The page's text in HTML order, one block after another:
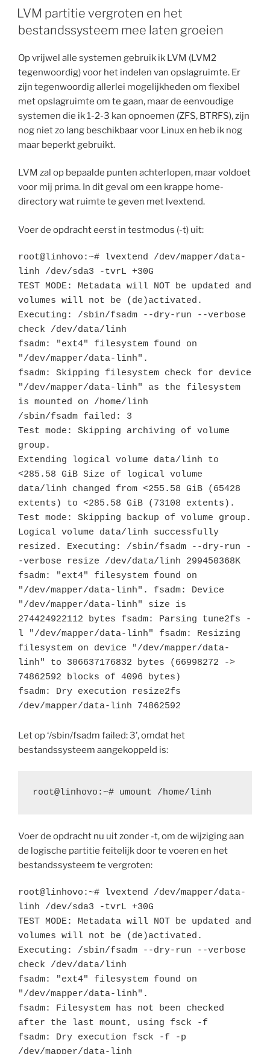
OP
LVM partitie vergroten en het
bestandssysteem mee laten groeien
Op vrijwel alle systemen gebruik ik LVM (LVM2
tegenwoordig) voor het indelen van opslagruimte. Er
zijn tegenwoordig allerlei mogelijkheden om flexibel
met opslagruimte om te gaan, maar de eenvoudige
systemen die ik 1-2-3 kan opnoemen (ZFS, BTRFS), zijn
nog niet zo lang beschikbaar voor Linux en heb ik nog
maar beperkt gebruikt.
LVM zal op bepaalde punten achterlopen, maar voldoet
voor mij prima. In dit geval om een krappe home-
directory wat ruimte te geven met lvextend.
Voer de opdracht eerst in testmodus (-t) uit:
root@linhovo:~# lvextend /dev/mapper/data-
linh /dev/sda3 -tvrL +30G
TEST MODE: Metadata will NOT be updated and
volumes will not be (de)activated.
Executing: /sbin/fsadm --dry-run --verbose
check /dev/data/linh
fsadm: "ext4" filesystem found on
"/dev/mapper/data-linh".
fsadm: Skipping filesystem check for device
"/dev/mapper/data-linh" as the filesystem
is mounted on /home/linh
/sbin/fsadm failed: 3
Test mode: Skipping archiving of volume
group.
Extending logical volume data/linh to
<285.58 GiB Size of logical volume
data/linh changed from <255.58 GiB (65428
extents) to <285.58 GiB (73108 extents).
Test mode: Skipping backup of volume group.
Logical volume data/linh successfully
resized. Executing: /sbin/fsadm --dry-run -
-verbose resize /dev/data/linh 299450368K
fsadm: "ext4" filesystem found on
"/dev/mapper/data-linh". fsadm: Device
"/dev/mapper/data-linh" size is
274424922112 bytes fsadm: Parsing tune2fs -
l "/dev/mapper/data-linh" fsadm: Resizing
filesystem on device "/dev/mapper/data-
linh" to 306637176832 bytes (66998272 ->
74862592 blocks of 4096 bytes)
fsadm: Dry execution resize2fs
/dev/mapper/data-linh 74862592
Let op ‘/sbin/fsadm failed: 3’, omdat het
bestandssysteem aangekoppeld is:
root@linhovo:~# umount /home/linh
Voer de opdracht nu uit zonder -t, om de wijziging aan
de logische partitie feitelijk door te voeren en het
bestandssysteem te vergroten:
root@linhovo:~# lvextend /dev/mapper/data-
linh /dev/sda3 -tvrL +30G
TEST MODE: Metadata will NOT be updated and
volumes will not be (de)activated.
Executing: /sbin/fsadm --dry-run --verbose
check /dev/data/linh
fsadm: "ext4" filesystem found on
"/dev/mapper/data-linh".
fsadm: Filesystem has not been checked
after the last mount, using fsck -f
fsadm: Dry execution fsck -f -p